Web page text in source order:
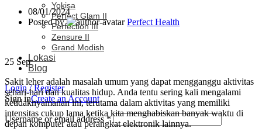
Yokisa
Perfect Glam II
Perfection III
Zensure II
Grand Modish
Lokasi
Blog
Login / Register
Sign inCreate an Account
Username or email address*
08/01/2024
Posted by
Perfect Health
25 Sep
Sakit leher adalah masalah umum yang dapat mengganggu aktivitas
sehari-hari dan kualitas hidup. Anda tentu sering kali mengalami
ketidaknyamanan ini, terutama dalam aktivitas yang memiliki
intensitas cukup lama ketika kita menghabiskan banyak waktu di
depan komputer atau perangkat elektronik lainnya.